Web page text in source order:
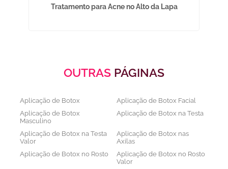
Tratamento para Acne no Alto da Lapa
OUTRAS PÁGINAS
Aplicação de Botox
Aplicação de Botox Facial
Aplicação de Botox
Masculino
Aplicação de Botox na Testa
Aplicação de Botox na Testa
Valor
Aplicação de Botox nas
Axilas
Aplicação de Botox no Rosto
Aplicação de Botox no Rosto
Valor